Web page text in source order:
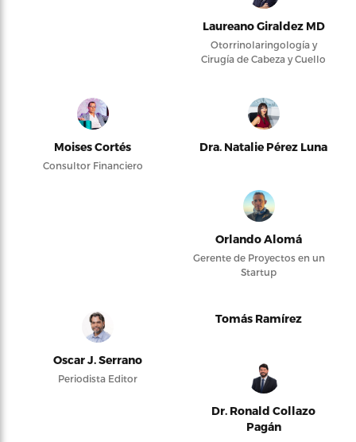
Laureano Giraldez MD
Otorrinolaringología y
Cirugía de Cabeza y Cuello
Moises Cortés
Consultor Financiero
Dra. Natalie Pérez Luna
Orlando Alomá
Gerente de Proyectos en un
Startup
Oscar J. Serrano
Periodista Editor
Tomás Ramírez
Dr. Ronald Collazo
Pagán